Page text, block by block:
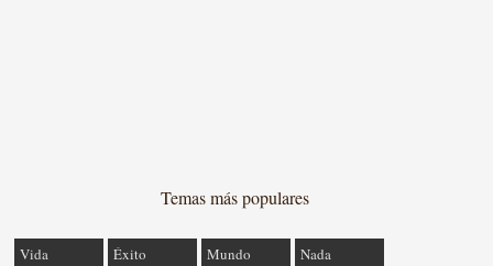
Temas más populares
Vida Éxito Mundo
Nada